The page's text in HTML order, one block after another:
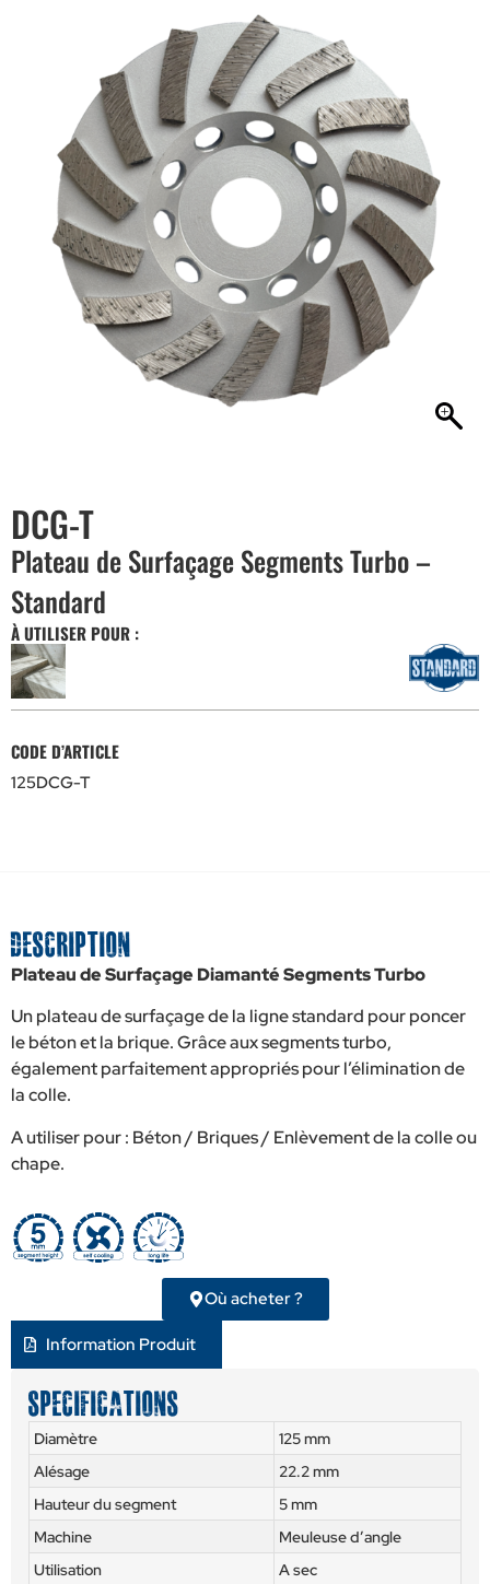
DCG-T
Plateau de Surfaçage Segments Turbo –
Standard
À UTILISER POUR :
CODE D’ARTICLE
125DCG-T
Description
Plateau de Surfaçage Diamanté Segments Turbo
Un plateau de surfaçage de la ligne standard pour poncer
le béton et la brique. Grâce aux segments turbo,
également parfaitement appropriés pour l’élimination de
la colle.
A utiliser pour : Béton / Briques / Enlèvement de la colle ou
chape.
Où acheter ?
Information Produit
Specifications
Diamètre
125 mm
Alésage
22.2 mm
Hauteur du segment
5 mm
Machine
Meuleuse d’angle
Utilisation
A sec